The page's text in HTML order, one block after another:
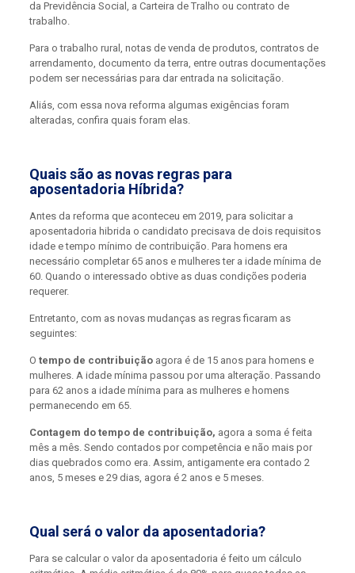
da Previdência Social, a Carteira de Tralho ou contrato de
trabalho.
Para o trabalho rural, notas de venda de produtos, contratos de
arrendamento, documento da terra, entre outras documentações
podem ser necessárias para dar entrada na solicitação.
Aliás, com essa nova reforma algumas exigências foram
alteradas, confira quais foram elas.
Quais são as novas regras para
aposentadoria Híbrida?
Antes da reforma que aconteceu em 2019, para solicitar a
aposentadoria hibrida o candidato precisava de dois requisitos
idade e tempo mínimo de contribuição. Para homens era
necessário completar 65 anos e mulheres ter a idade mínima de
60. Quando o interessado obtive as duas condições poderia
requerer.
Entretanto, com as novas mudanças as regras ficaram as
seguintes:
O tempo de contribuiçãoagora é de 15 anos para homens e
mulheres. A idade mínima passou por uma alteração. Passando
para 62 anos a idade mínima para as mulheres e homens
permanecendo em 65.
Contagem do tempo de contribuição, agora a soma é feita
mês a mês. Sendo contados por competência e não mais por
dias quebrados como era. Assim, antigamente era contado 2
anos, 5 meses e 29 dias, agora é 2 anos e 5 meses.
Qual será o valor da aposentadoria?
Para se calcular o valor da aposentadoria é feito um cálculo